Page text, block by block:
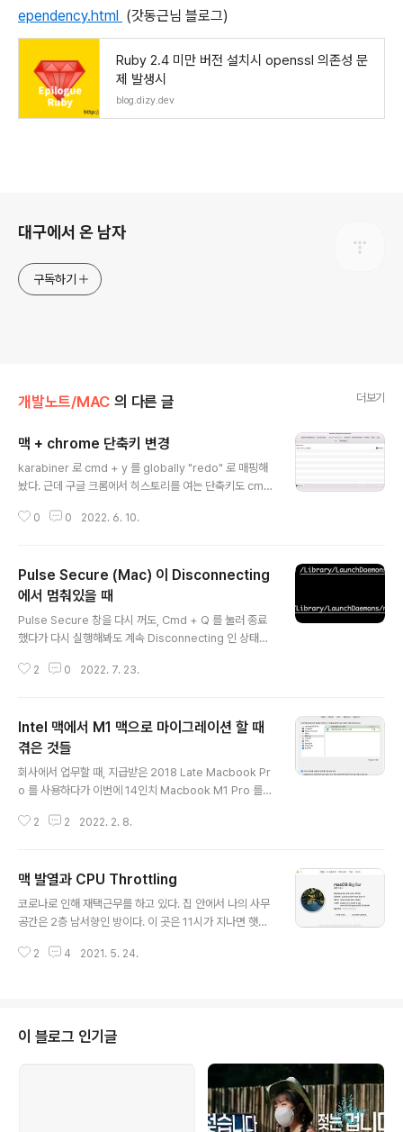
ependency.html (갓동근님 블로그)
Ruby 2.4 미만 버전 설치시 openssl 의존성 문
제 발생시
blog.dizy.dev
대구에서 온 남자
구독하기
개발노트/MAC 의 다른 글 더보기
맥 + chrome 단축키 변경
karabiner 로 cmd + y 를 globally "redo" 로 매핑해
놨다. 근데 구글 크롬에서 히스토리를 여는 단축키도 cmd
그동안 마우스로 열고 있었는데 키보드로 하는 방법을 찾
을 눌러, Application : Google Chrome 을 선택하고,
Metu Title: Show Full History 를 입력한다. (Menu ti
tle 이 정확하게 입력돼야 작동한다고 한다.) Keyboard
Shortcut 에는 원하는 단축키로 매핑한다. 그러면 Mac
0 0 2022. 6. 10.
Pulse Secure (Mac) 이 Disconnecting
에서 멈춰있을 때
Pulse Secure 창을 다시 꺼도, Cmd + Q 를 눌러 종료
했다가 다시 실행해봐도 계속 Disconnecting 인 상태로
ct 를 눌러도 "Connect requested" 라는 메시지만 계
launchctl unload -w /Library/LaunchDaemons/ne
t.pulsesecure.AccessService.plist Start comma
nd - sudo launchctl load -w /Library/LaunchDae
mons/net.pulsesecure.AccessService.plis..
2 0 2022. 7. 23.
Intel 맥에서 M1 맥으로 마이그레이션 할 때
겪은 것들
회사에서 업무할 때, 지급받은 2018 Late Macbook Pr
o 를 사용하다가 이번에 14인치 Macbook M1 Pro 를
치해서 사용해서 그런지, 결과적으로 M1 Mac 에서 포맷
같다. 아직 안심하긴 이르지만, 아주 크리티컬한 문제가 있
어서 기록해본다. 결과적으로 마이그레이션할 때, 기존 맥
에서 Karabiner 앱을 사용하고 있었다면 이걸 삭제한 다
않아야 한다는 사실을 기록/공유하기 위한 글이다. 다 지나
2 2 2022. 2. 8.
맥 발열과 CPU Throttling
코로나로 인해 재택근무를 하고 있다. 집 안에서 나의 사무
공간은 2층 남서향인 방이다. 이 곳은 11시가 지나면 햇빛
서야 온도가 내려가는 그런 공간이다. 보일러 온수파이프
8 15-inch 모델이 이륙소리를 내면서 CPU throttling 이
걸리는 때가 잦아지기 시작했다. Mac Fans Control 프
로그램도 깔아서 팬 속도 조절도 해보고 했지만, 온도가 9
0도를 넘어갈 때도 있었다. 그런데 온도가 90도 넘어가더
라도 CPU 는 Throttling 이 걸리지 않을 때도 있었..
2 4 2021. 5. 24.
이 블로그 인기글